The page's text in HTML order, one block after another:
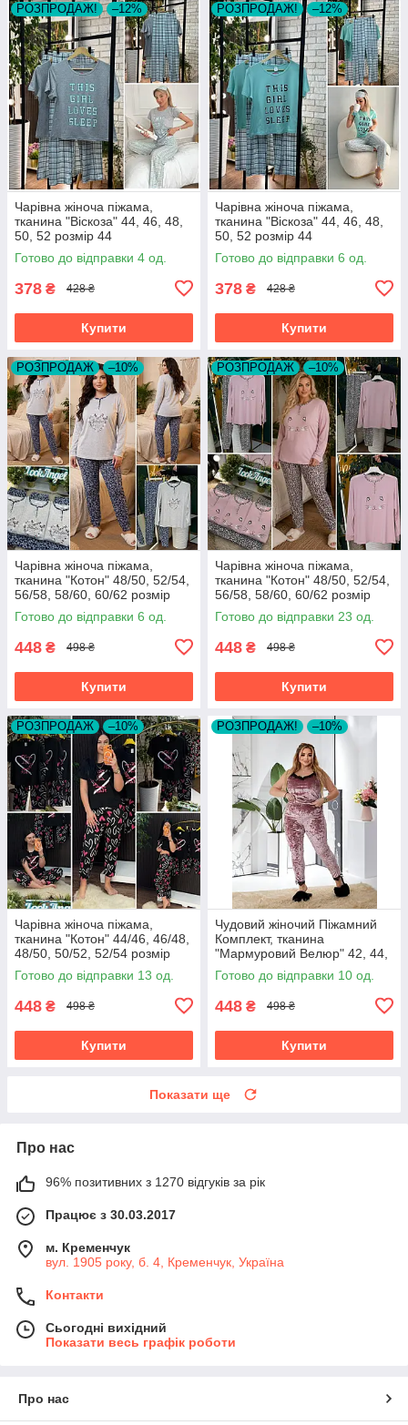
РОЗПРОДАЖ! –12%
Чарівна жіноча піжама,
тканина "Віскоза" 44, 46, 48,
50, 52 розмір 44
Готово до відправки 4 од.
378 ₴ 428 ₴
Купити
РОЗПРОДАЖ! –12%
Чарівна жіноча піжама,
тканина "Віскоза" 44, 46, 48,
50, 52 розмір 44
Готово до відправки 6 од.
378 ₴ 428 ₴
Купити
РОЗПРОДАЖ –10%
Чарівна жіноча піжама,
тканина "Котон" 48/50, 52/54,
56/58, 58/60, 60/62 розмір
48/50
Готово до відправки 6 од.
448 ₴ 498 ₴
Купити
РОЗПРОДАЖ –10%
Чарівна жіноча піжама,
тканина "Котон" 48/50, 52/54,
56/58, 58/60, 60/62 розмір
48/50
Готово до відправки 23 од.
448 ₴ 498 ₴
Купити
РОЗПРОДАЖ –10%
Чарівна жіноча піжама,
тканина "Котон" 44/46, 46/48,
48/50, 50/52, 52/54 розмір
44/46
Готово до відправки 13 од.
448 ₴ 498 ₴
Купити
РОЗПРОДАЖ! –10%
Чудовий жіночий Піжамний
Комплект, тканина
"Мармуровий Велюр" 42, 44,
46, 48, 50, 52, 54 розмір 42
Готово до відправки 10 од.
448 ₴ 498 ₴
Купити
Показати ще
Про нас
96% позитивних з 1270 відгуків за рік
Працює з 30.03.2017
м. Кременчук
вул. 1905 року, б. 4, Кременчук, Україна
Контакти
Сьогодні вихідний
Показати весь графік роботи
Про нас